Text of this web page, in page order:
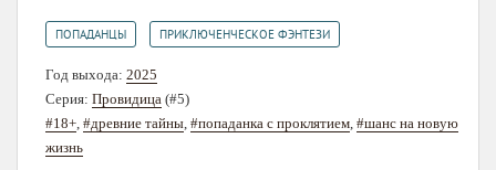
ПОПАДАНЦЫ ПРИКЛЮЧЕНЧЕСКОЕ ФЭНТЕЗИ
Год выхода: 2025
Серия: Провидица (#5)
#18+ #древние тайны #попаданка с проклятием #шанс на новую
жизнь